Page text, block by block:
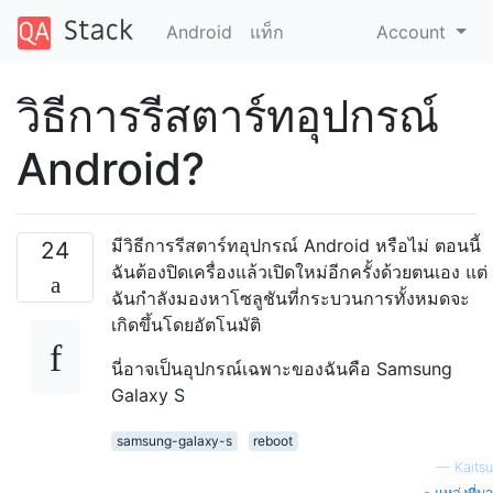
Android แท็ก Account
วิธีการรีสตาร์ทอุปกรณ์
Android?
24
มีวิธีการรีสตาร์ทอุปกรณ์ Android หรือไม่ ตอนนี้
ฉันต้องปิดเครื่องแล้วเปิดใหม่อีกครั้งด้วยตนเอง แต่
ฉันกำลังมองหาโซลูชันที่กระบวนการทั้งหมดจะ
เกิดขึ้นโดยอัตโนมัติ
นี่อาจเป็นอุปกรณ์เฉพาะของฉันคือ Samsung
Galaxy S
samsung-galaxy-s
reboot
— Kaitsu